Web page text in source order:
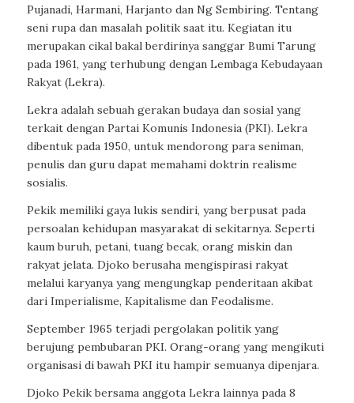
Pujanadi, Harmani, Harjanto dan Ng Sembiring. Tentang
seni rupa dan masalah politik saat itu. Kegiatan itu
merupakan cikal bakal berdirinya sanggar Bumi Tarung
pada 1961, yang terhubung dengan Lembaga Kebudayaan
Rakyat (Lekra).
Lekra adalah sebuah gerakan budaya dan sosial yang
terkait dengan Partai Komunis Indonesia (PKI). Lekra
dibentuk pada 1950, untuk mendorong para seniman,
penulis dan guru dapat memahami doktrin realisme
sosialis.
Pekik memiliki gaya lukis sendiri, yang berpusat pada
persoalan kehidupan masyarakat di sekitarnya. Seperti
kaum buruh, petani, tuang becak, orang miskin dan
rakyat jelata. Djoko berusaha mengispirasi rakyat
melalui karyanya yang mengungkap penderitaan akibat
dari Imperialisme, Kapitalisme dan Feodalisme.
September 1965 terjadi pergolakan politik yang
berujung pembubaran PKI. Orang-orang yang mengikuti
organisasi di bawah PKI itu hampir semuanya dipenjara.
Djoko Pekik bersama anggota Lekra lainnya pada 8